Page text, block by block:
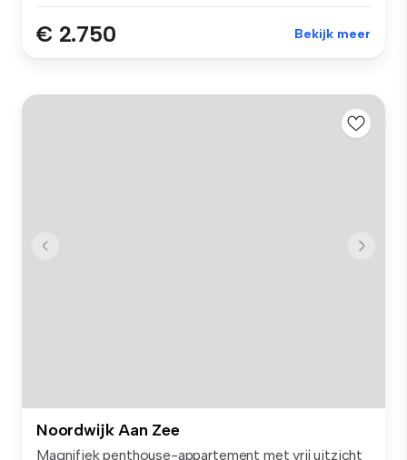
€ 2.750 Bekijk meer
Noordwijk Aan Zee
Magnifiek penthouse-appartement met vrij uitzicht